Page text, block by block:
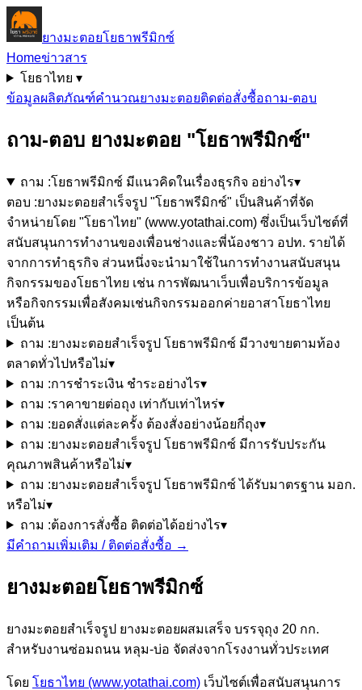
ยางมะตอยโยธาพรีมิกซ์
Homeข่าวสาร
โยธาไทย ▾
ข้อมูลผลิตภัณฑ์คำนวณยางมะตอยติดต่อสั่งซื้อถาม-ตอบ
ถาม-ตอบ ยางมะตอย "โยธาพรีมิกซ์"
ถาม :โยธาพรีมิกซ์ มีแนวคิดในเรื่องธุรกิจ อย่างไร▾
ตอบ :ยางมะตอยสำเร็จรูป "โยธาพรีมิกซ์" เป็นสินค้าที่จัด
จำหน่ายโดย "โยธาไทย" (www.yotathai.com) ซึ่งเป็นเว็บไซต์ที่
สนับสนุนการทำงานของเพื่อนช่างและพี่น้องชาว อปท. รายได้
จากการทำธุรกิจ ส่วนหนึ่งจะนำมาใช้ในการทำงานสนับสนุน
กิจกรรมของโยธาไทย เช่น การพัฒนาเว็บเพื่อบริการข้อมูล
หรือกิจกรรมเพื่อสังคมเช่นกิจกรรมออกค่ายอาสาโยธาไทย
เป็นต้น
ถาม :ยางมะตอยสำเร็จรูป โยธาพรีมิกซ์ มีวางขายตามท้อง
ตลาดทั่วไปหรือไม่▾
ถาม :การชำระเงิน ชำระอย่างไร▾
ถาม :ราคาขายต่อถุง เท่ากับเท่าไหร่▾
ถาม :ยอดสั่งแต่ละครั้ง ต้องสั่งอย่างน้อยกี่ถุง▾
ถาม :ยางมะตอยสำเร็จรูป โยธาพรีมิกซ์ มีการรับประกัน
คุณภาพสินค้าหรือไม่▾
ถาม :ยางมะตอยสำเร็จรูป โยธาพรีมิกซ์ ได้รับมาตรฐาน มอก.
หรือไม่▾
ถาม :ต้องการสั่งซื้อ ติดต่อได้อย่างไร▾
มีคำถามเพิ่มเติม / ติดต่อสั่งซื้อ →
ยางมะตอยโยธาพรีมิกซ์
ยางมะตอยสำเร็จรูป ยางมะตอยผสมเสร็จ บรรจุถุง 20 กก.
สำหรับงานซ่อมถนน หลุม-บ่อ จัดส่งจากโรงงานทั่วประเทศ
โดย โยธาไทย (www.yotathai.com) เว็บไซต์เพื่อสนับสนุนการ